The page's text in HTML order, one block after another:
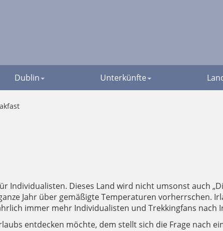
Dublin Unterkünfte
Individualisten. Dieses Land wird nicht umsonst auch
Jahr über gemäßigte Temperaturen vorherrschen.
immer mehr Individualisten und Trekkingfans nach
entdecken möchte, dem stellt sich die Frage nach